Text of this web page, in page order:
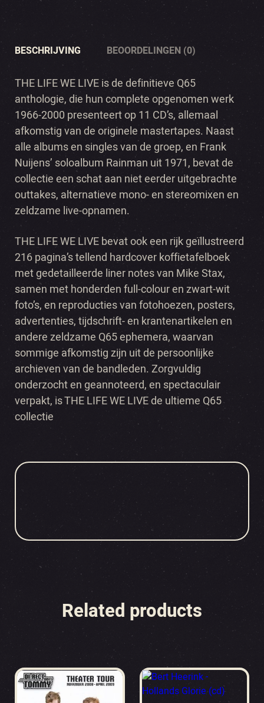
BESCHRIJVING BEOORDELINGEN (0)
THE LIFE WE LIVE is de definitieve Q65
anthologie, die hun complete opgenomen werk
1966-2000 presenteert op 11 CD’s, allemaal
afkomstig van de originele mastertapes. Naast
alle albums en singles van de groep, en Frank
Nuijens’ soloalbum Rainman uit 1971, bevat de
collectie een schat aan niet eerder uitgebrachte
outtakes, alternatieve mono- en stereomixen en
zeldzame live-opnamen.
THE LIFE WE LIVE bevat ook een rijk geïllustreerd
216 pagina’s tellend hardcover koffietafelboek
met gedetailleerde liner notes van Mike Stax,
samen met honderden full-colour en zwart-wit
foto’s, en reproducties van fotohoezen, posters,
advertenties, tijdschrift- en krantenartikelen en
andere zeldzame Q65 ephemera, waarvan
sommige afkomstig zijn uit de persoonlijke
archieven van de bandleden. Zorgvuldig
onderzocht en geannoteerd, en spectaculair
verpakt, is THE LIFE WE LIVE de ultieme Q65
collectie
Related products